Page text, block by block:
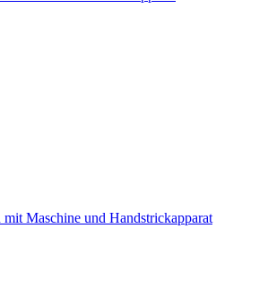
mit Maschine und Handstrickapparat